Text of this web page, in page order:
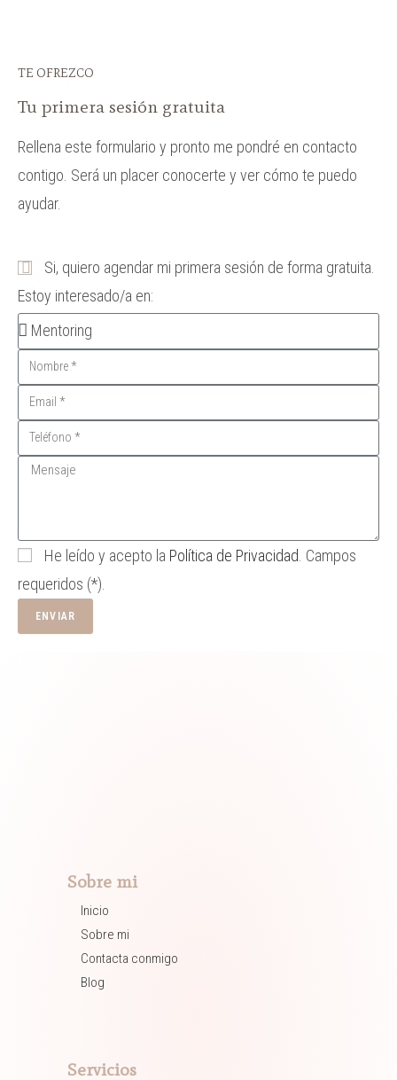
TE OFREZCO
Tu primera sesión gratuita
Rellena este formulario y pronto me pondré en contacto
contigo. Será un placer conocerte y ver cómo te puedo
ayudar.
Si, quiero agendar mi primera sesión de forma gratuita.
Estoy interesado/a en:
He leído y acepto la Política de Privacidad . Campos
requeridos (*).
ENVIAR
Sobre mi
Inicio
Sobre mi
Contacta conmigo
Blog
Servicios